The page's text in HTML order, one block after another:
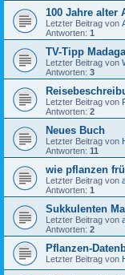
100 Jahre alter
Letzter Beitrag von
Antworten: 1
TV-Tipp
Letzter Beitrag von
Antworten: 3
Letzter Beitrag von
Antworten: 2
Neues Buch
Letzter Beitrag von
Antworten: 11
wie pflanzen
Letzter Beitrag von
Antworten: 1
Sukkulenten
Letzter Beitrag von
Antworten: 2
Pflanzen-
Letzter Beitrag von